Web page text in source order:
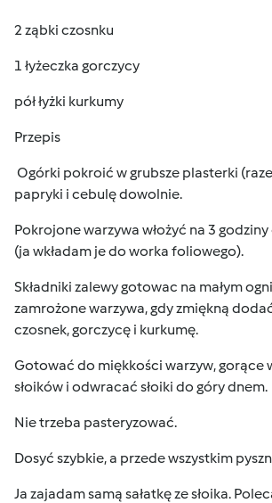
2 ząbki czosnku
1 łyżeczka gorczycy
pół łyżki kurkumy
Przepis
Ogórki pokroić w grubsze plasterki
papryki i cebulę dowolnie.
Pokrojone warzywa włożyć na 3
(ja wkładam je do worka foliowego).
Składniki zalewy gotowac na małym
zamrożone warzywa, gdy zmiękną
czosnek, gorczycę i kurkumę.
Gotować do miękkości warzyw, gorące
słoików i odwracać słoiki do góry dnem.
Nie trzeba pasteryzować.
Dosyć szybkie, a przede wszystkim
Ja zajadam samą sałatkę ze słoika.